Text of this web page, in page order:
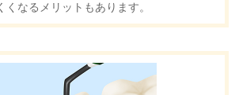
くなるメリットもあります。